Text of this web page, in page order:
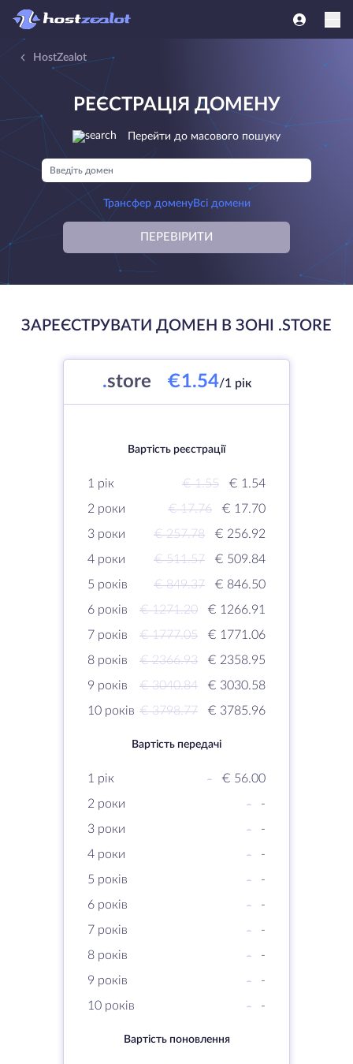
HostZealot
РЕЄСТРАЦІЯ ДОМЕНУ
Перейти до масового пошуку
Трансфер доменуВсі домени
ПЕРЕВІРИТИ
ЗАРЕЄСТРУВАТИ ДОМЕН В ЗОНІ .STORE
.store €1.54/1 рік
Вартість реєстрації
1 рік € 1.55
€ 1.54
2 роки
€ 17.76
€ 17.70
3 роки
€ 257.78
€ 256.92
4 роки
€ 511.57
€ 509.84
5 років
€ 849.37
€ 846.50
6 років
€ 1271.20
€ 1266.91
7 років
€ 1777.05
€ 1771.06
8 років
€ 2366.93
€ 2358.95
9 років
€ 3040.84
€ 3030.58
10 років € 3798.77 € 3785.96
Вартість передачі
1 рік -
€ 56.00
2 роки
-
-
3 роки
-
-
4 роки
-
-
5 років
-
-
6 років
-
-
7 років
-
-
8 років
-
-
9 років
-
-
10 років
- -
Вартість поновлення